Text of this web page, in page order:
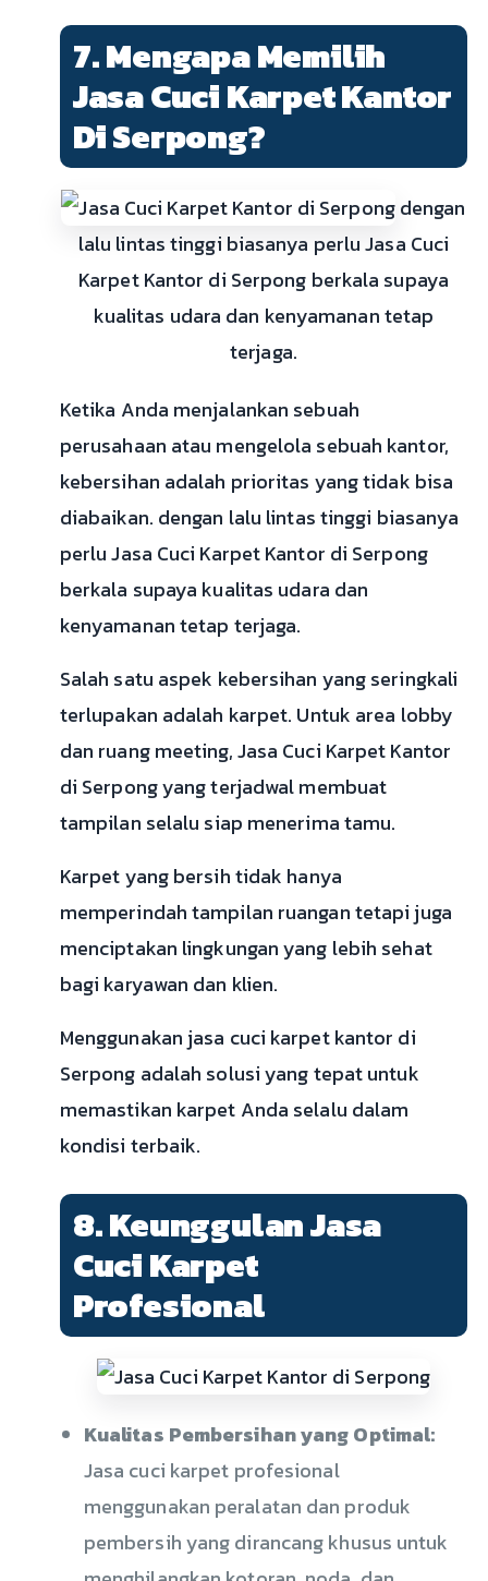
7. Mengapa Memilih
Jasa Cuci Karpet Kantor
Di Serpong?
dengan
lalu lintas tinggi biasanya perlu Jasa Cuci
Karpet Kantor di Serpong berkala supaya
kualitas udara dan kenyamanan tetap
terjaga.
Ketika Anda menjalankan sebuah
perusahaan atau mengelola sebuah kantor,
kebersihan adalah prioritas yang tidak bisa
diabaikan. dengan lalu lintas tinggi biasanya
perlu Jasa Cuci Karpet Kantor di Serpong
berkala supaya kualitas udara dan
kenyamanan tetap terjaga.
Salah satu aspek kebersihan yang seringkali
terlupakan adalah karpet. Untuk area lobby
dan ruang meeting, Jasa Cuci Karpet Kantor
di Serpong yang terjadwal membuat
tampilan selalu siap menerima tamu.
Karpet yang bersih tidak hanya
memperindah tampilan ruangan tetapi juga
menciptakan lingkungan yang lebih sehat
bagi karyawan dan klien.
Menggunakan jasa cuci karpet kantor di
Serpong adalah solusi yang tepat untuk
memastikan karpet Anda selalu dalam
kondisi terbaik.
8. Keunggulan Jasa
Cuci Karpet
Profesional
Kualitas Pembersihan yang Optimal:
Jasa cuci karpet profesional
menggunakan peralatan dan produk
pembersih yang dirancang khusus untuk